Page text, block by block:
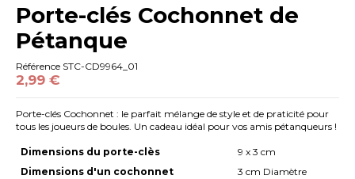
Porte-clés Cochonnet de
Pétanque
Référence STC-CD9964_01
2,99 €
Porte-clés Cochonnet : le parfait mélange de style et de praticité pour
tous les joueurs de boules. Un cadeau idéal pour vos amis pétanqueurs !
Dimensions du porte-clès
Dimensions d'un cochonnet
9 x 3 cm
3 cm Diamètre